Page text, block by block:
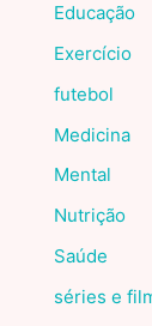
Educação
Exercício
futebol
Medicina
Mental
Nutrição
Saúde
séries e